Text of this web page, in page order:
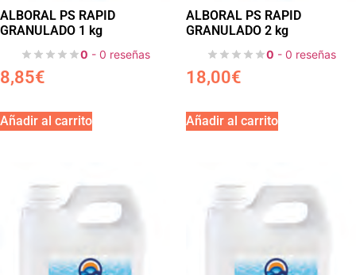
ALBORAL PS RAPID
GRANULADO 1 kg
0 - 0 reseñas
8,85€
Añadir al carrito
ALBORAL PS RAPID
GRANULADO 2 kg
0 - 0 reseñas
18,00€
Añadir al carrito